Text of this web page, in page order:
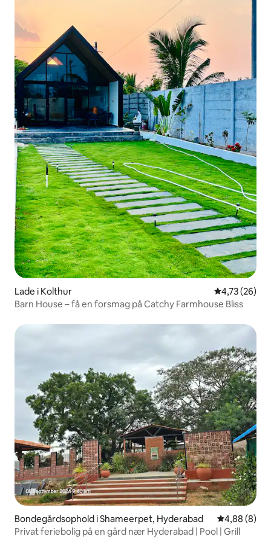
Lade i Kolthur 4,73 ud af 5
4,73 (26)
Barn House – få en forsmag på Catchy Farmhouse Bliss
Bondegårdsophold i Shameerpet, Hyderabad 4,88 ud af 5
4,88 (8)
Privat feriebolig på en gård nær Hyderabad | Pool | Grill